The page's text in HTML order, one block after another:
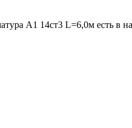
А1 14ст3 L=6,0м есть в